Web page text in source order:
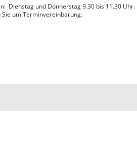
Dienstag und Donnerstag 9.30 bis 11.30 Uhr.
Sie um Terminvereinbarung.